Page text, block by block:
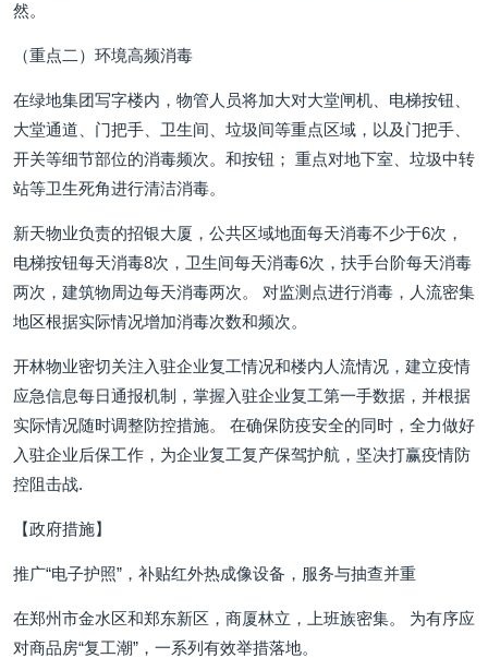
然。
（重点二）环境高频消毒
在绿地集团写字楼内，物管人员将加大对大堂闸机、电梯按钮、
大堂通道、门把手、卫生间、垃圾间等重点区域，以及门把手、
开关等细节部位的消毒频次。和按钮； 重点对地下室、垃圾中转
站等卫生死角进行清洁消毒。
新天物业负责的招银大厦，公共区域地面每天消毒不少于6次，
电梯按钮每天消毒8次，卫生间每天消毒6次，扶手台阶每天消毒
两次，建筑物周边每天消毒两次。 对监测点进行消毒，人流密集
地区根据实际情况增加消毒次数和频次。
开林物业密切关注入驻企业复工情况和楼内人流情况，建立疫情
应急信息每日通报机制，掌握入驻企业复工第一手数据，并根据
实际情况随时调整防控措施。 在确保防疫安全的同时，全力做好
入驻企业后保工作，为企业复工复产保驾护航，坚决打赢疫情防
控阻击战.
【政府措施】
推广“电子护照”，补贴红外热成像设备，服务与抽查并重
在郑州市金水区和郑东新区，商厦林立，上班族密集。 为有序应
对商品房“复工潮”，一系列有效举措落地。